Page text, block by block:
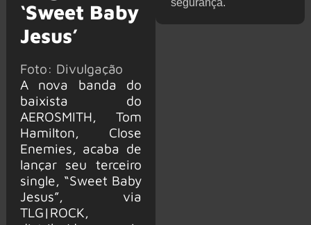
‘Sweet Baby
Jesus’
Foto: Divulgação
A nova banda do
baixista do
AEROSMITH, Tom
Hamilton, Close
Enemies, acaba de
lançar seu terceiro
single, “Sweet Baby
Jesus”, via
TLG|ROCK,
segurança.